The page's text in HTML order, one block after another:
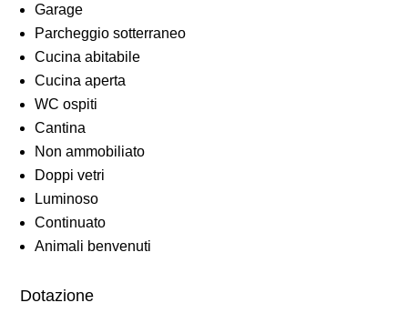
Garage
Parcheggio sotterraneo
Cucina abitabile
Cucina aperta
WC ospiti
Cantina
Non ammobiliato
Doppi vetri
Luminoso
Continuato
Animali benvenuti
Dotazione